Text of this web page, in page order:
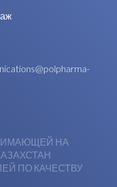
НА
ПО КАЧЕСТВУ